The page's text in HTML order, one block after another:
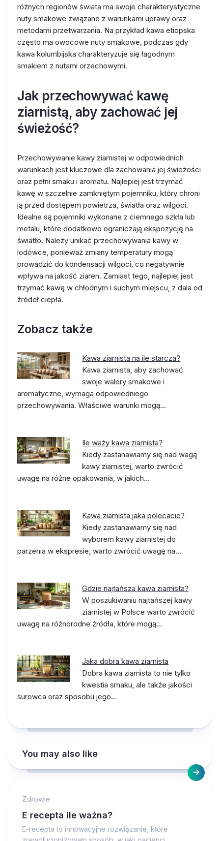
różnych regionów świata ma swoje charakterystyczne
nuty smakowe związane z warunkami uprawy oraz
metodami przetwarzania. Na przykład kawa etiopska
często ma owocowe nuty smakowe, podczas gdy
kawa kolumbijska charakteryzuje się łagodnym
smakiem z nutami orzechowymi.
Jak przechowywać kawę
ziarnistą, aby zachować jej
świeżość?
Przechowywanie kawy ziarnistej w odpowiednich
warunkach jest kluczowe dla zachowania jej świeżości
oraz pełni smaku i aromatu. Najlepiej jest trzymać
kawę w szczelnie zamkniętym pojemniku, który chroni
ją przed dostępem powietrza, światła oraz wilgoci.
Idealne są pojemniki wykonane z ciemnego szkła lub
metalu, które dodatkowo ograniczają ekspozycję na
światło. Należy unikać przechowywania kawy w
lodówce, ponieważ zmiany temperatury mogą
prowadzić do kondensacji wilgoci, co negatywnie
wpływa na jakość ziaren. Zamiast tego, najlepiej jest
trzymać kawę w chłodnym i suchym miejscu, z dala od
źródeł ciepła.
Zobacz także
Kawa ziarnista na ile starcza?
Kawa ziarnista, aby zachować
swoje walory smakowe i
aromatyczne, wymaga odpowiedniego
przechowywania. Właściwe warunki mogą…
Ile waży kawa ziarnista?
Kiedy zastanawiamy się nad wagą
kawy ziarnistej, warto zwrócić
uwagę na różne opakowania, w jakich…
Kawa ziarnista jaka polecacie?
Kiedy zastanawiamy się nad
wyborem kawy ziarnistej do
parzenia w ekspresie, warto zwrócić uwagę na…
Gdzie najtańsza kawa ziarnista?
W poszukiwaniu najtańszej kawy
ziarnistej w Polsce warto zwrócić
uwagę na różnorodne źródła, które mogą…
Jaka dobra kawa ziarnista
Dobra kawa ziarnista to nie tylko
kwestia smaku, ale także jakości
surowca oraz sposobu jego…
You may also like
Zdrowie
E recepta ile ważna?
E-recepta to innowacyjne rozwiązanie, które